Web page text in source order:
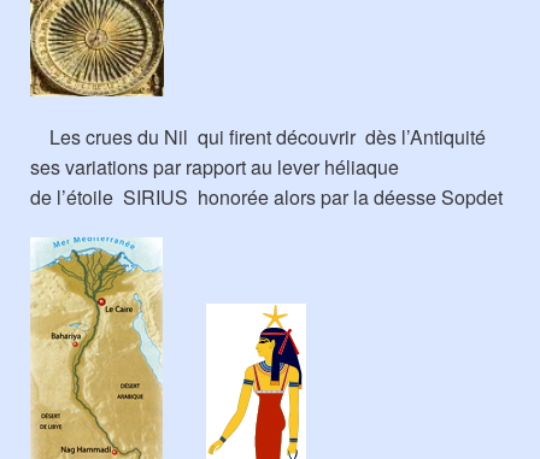
Les crues du Nil qui firent découvrir dès l’Antiquité
ses variations par rapport au lever héliaque
de l’étoile SIRIUS honorée alors par la déesse Sopdet